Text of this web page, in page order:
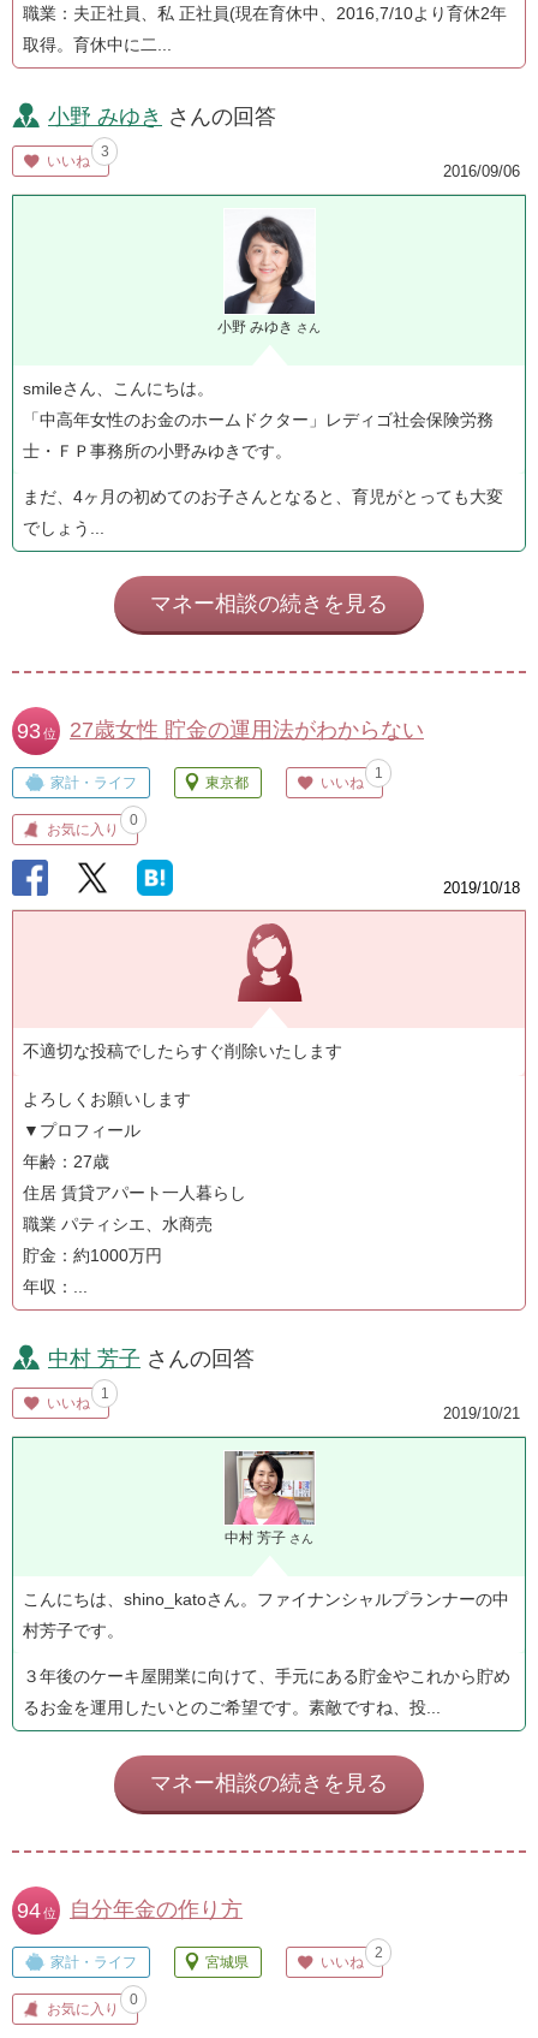
職業：夫正社員、私 正社員(現在育休中、2016,7/10より育休2年
取得。育休中に二...
小野 みゆき さんの回答
いいね
3
2016/09/06
小野 みゆき さん
smileさん、こんにちは。
「中高年女性のお金のホームドクター」レディゴ社会保険労務
士・ＦＰ事務所の小野みゆきです。
まだ、4ヶ月の初めてのお子さんとなると、育児がとっても大変
でしょう...
マネー相談の続きを見る
27歳女性 貯金の運用法がわからない
93 位
家計・ライフ 東京都 いいね
1
お気に入り
0
2019/10/18
不適切な投稿でしたらすぐ削除いたします
よろしくお願いします
▼プロフィール
年齢：27歳
住居 賃貸アパート一人暮らし
職業 パティシエ、水商売
貯金：約1000万円
年収：...
中村 芳子 さんの回答
いいね
1
2019/10/21
中村 芳子 さん
こんにちは、shino_katoさん。ファイナンシャルプランナーの中
村芳子です。
３年後のケーキ屋開業に向けて、手元にある貯金やこれから貯め
るお金を運用したいとのご希望です。素敵ですね、投...
マネー相談の続きを見る
自分年金の作り方
94 位
家計・ライフ 宮城県 いいね
2
お気に入り
0